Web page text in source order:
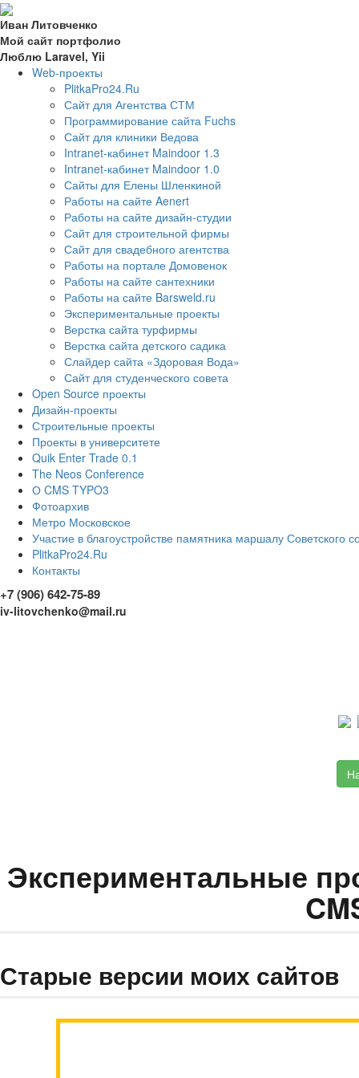
Иван Литовченко
Мой сайт портфолио
Люблю Laravel, Yii
Web-проекты
PlitkaPro24.Ru
Сайт для Агентства СТМ
Программирование сайта Fuchs
Сайт для клиники Ведова
Intranet-кабинет Maindoor 1.3
Intranet-кабинет Maindoor 1.0
Сайты для Елены Шленкиной
Работы на сайте Aenert
Работы на сайте дизайн-студии
Сайт для строительной фирмы
Сайт для свадебного агентства
Работы на портале Домовенок
Работы на сайте сантехники
Работы на сайте Barsweld.ru
Экспериментальные проекты
Верстка сайта турфирмы
Верстка сайта детского садика
Слайдер сайта «Здоровая Вода»
Сайт для студенческого совета
Open Source проекты
Дизайн-проекты
Строительные проекты
Проекты в университете
Quik Enter Trade 0.1
The Neos Conference
О CMS TYPO3
Фотоархив
Метро Московское
Участие в благоустройстве памятника маршалу Советского
PlitkaPro24.Ru
Контакты
+7 (906) 642-75-89
iv-litovchenko@mail.ru
Экспериментальные
Старые версии моих сайтов